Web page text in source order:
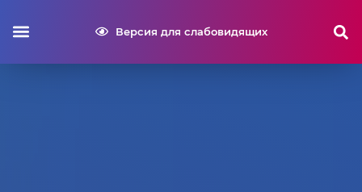
Версия для слабовидящих